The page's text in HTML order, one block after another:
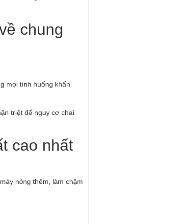
chung
mọi tình huống khẩn
triệt để nguy cơ chai
cao nhất
nóng thêm, làm chậm